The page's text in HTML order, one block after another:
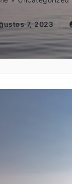
7, 2023